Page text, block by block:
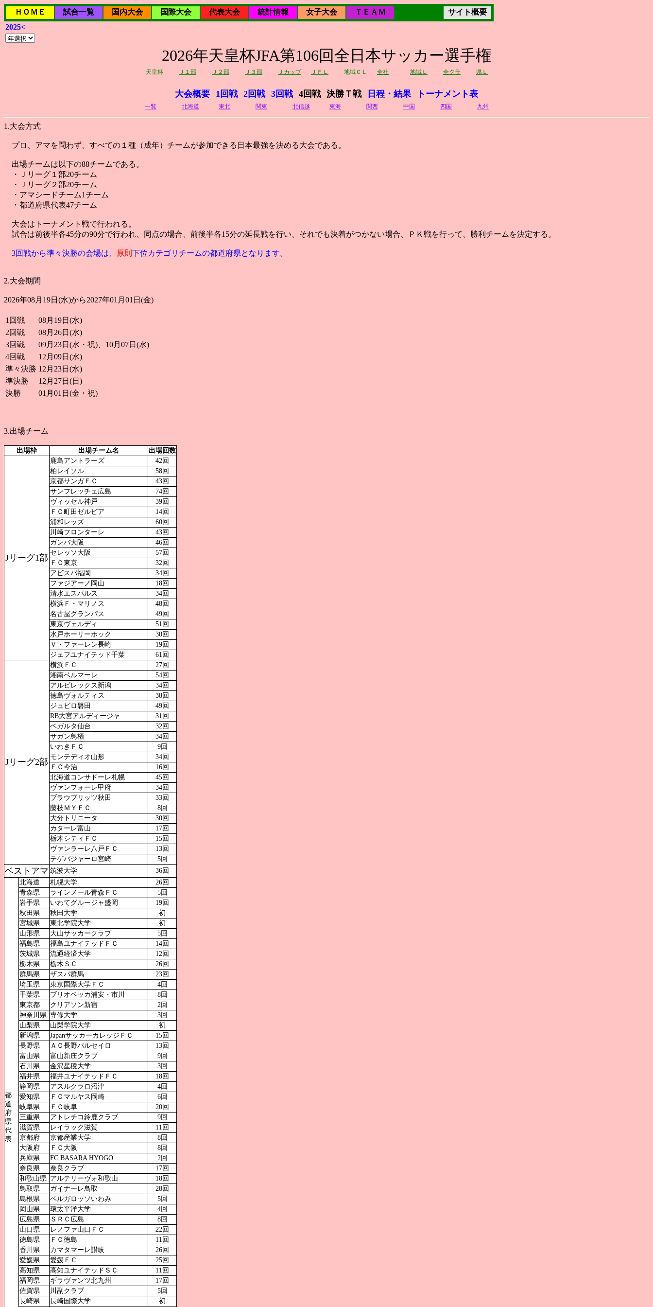
ＨＯＭＥ 試合一覧 国内大会 国際大会 代表大会 統計情報 女子大会 ＴＥＡＭ
サイト概要
2025<
2026年天皇杯JFA第106回全日本サッカー選手権
天皇杯 Ｊ１部 Ｊ２部 Ｊ３部 Ｊカップ ＪＦＬ 地域ＣＬ 全社 地域Ｌ 全クラ 県Ｌ
大会概要 1回戦 2回戦 3回戦 4回戦 決勝Ｔ戦 日程・結果 トーナメント表
一覧 北海道 東北 関東 北信越 東海 関西 中国 四国 九州
1.大会方式
プロ、アマを問わず、すべての１種（成年）チームが参加できる日本最強を決める大会である。
出場チームは以下の88チームである。
・Ｊリーグ１部20チーム
・Ｊリーグ２部20チーム
・アマシードチーム1チーム
・都道府県代表47チーム
大会はトーナメント戦で行われる。
試合は前後半各45分の90分で行われ、同点の場合、前後半各15分の延長戦を行い、それでも決着がつかない場合、ＰＫ戦を行って、勝利チームを決定する。
3回戦から準々決勝の会場は、 原則 下位カテゴリチームの都道府県となります。
2.大会期間
2026年08月19日(水)から2027年01月01日(金)
1回戦
08月19日(水)
2回戦
08月26日(水)
3回戦
09月23日(水・祝)、10月07日(水)
4回戦
12月09日(水)
準々決勝 12月23日(水)
準決勝
12月27日(日)
決勝
01月01日(金・祝)
3.出場チーム
出場枠 出場チーム名 出場回数
Jリーグ1部
鹿島アントラーズ
42回
柏レイソル
58回
京都サンガＦＣ
43回
サンフレッチェ広島
74回
ヴィッセル神戸
39回
ＦＣ町田ゼルビア
14回
浦和レッズ
60回
川崎フロンターレ
43回
ガンバ大阪
46回
セレッソ大阪
57回
ＦＣ東京
32回
アビスパ福岡
34回
ファジアーノ岡山
18回
清水エスパルス
34回
横浜Ｆ・マリノス
48回
名古屋グランパス
49回
東京ヴェルディ
51回
水戸ホーリーホック
30回
Ｖ・ファーレン長崎
19回
ジェフユナイテッド千葉
61回
Jリーグ2部
横浜ＦＣ
27回
湘南ベルマーレ
54回
アルビレックス新潟
34回
徳島ヴォルティス
38回
ジュビロ磐田
49回
RB大宮アルディージャ
31回
ベガルタ仙台
32回
サガン鳥栖
34回
いわきＦＣ
9回
モンテディオ山形
34回
ＦＣ今治
16回
北海道コンサドーレ札幌
45回
ヴァンフォーレ甲府
34回
ブラウブリッツ秋田
33回
藤枝ＭＹＦＣ
8回
大分トリニータ
30回
カターレ富山
17回
栃木シティＦＣ
15回
ヴァンラーレ八戸ＦＣ
13回
テゲバジャーロ宮崎
5回
ベストアマ 筑波大学 36回
都
道
府
県
代
表
北海道 札幌大学
26回
青森県
ラインメール青森ＦＣ
5回
岩手県
いわてグルージャ盛岡
19回
秋田県
秋田大学
初
宮城県
東北学院大学
初
山形県
大山サッカークラブ
5回
福島県
福島ユナイテッドＦＣ
14回
茨城県
流通経済大学
12回
栃木県
栃木ＳＣ
26回
群馬県
ザスパ群馬
23回
埼玉県
東京国際大学ＦＣ
4回
千葉県
ブリオベッカ浦安・市川
8回
東京都
クリアソン新宿
2回
神奈川県 専修大学
3回
山梨県
山梨学院大学
初
新潟県
JapanサッカーカレッジＦＣ
15回
長野県
ＡＣ長野パルセイロ
13回
富山県
富山新庄クラブ
9回
石川県
金沢星稜大学
3回
福井県
福井ユナイテッドＦＣ
18回
静岡県
アスルクラロ沼津
4回
愛知県
ＦＣマルヤス岡崎
6回
岐阜県
ＦＣ岐阜
20回
三重県
アトレチコ鈴鹿クラブ
9回
滋賀県
レイラック滋賀
11回
京都府
京都産業大学
8回
大阪府
ＦＣ大阪
8回
兵庫県
FC BASARA HYOGO
2回
奈良県
奈良クラブ
17回
和歌山県 アルテリーヴォ和歌山
18回
鳥取県
ガイナーレ鳥取
28回
島根県
ベルガロッソいわみ
5回
岡山県
環太平洋大学
4回
広島県
ＳＲＣ広島
8回
山口県
レノファ山口ＦＣ
22回
徳島県
ＦＣ徳島
11回
香川県
カマタマーレ讃岐
26回
愛媛県
愛媛ＦＣ
25回
高知県
高知ユナイテッドＳＣ
11回
福岡県
ギラヴァンツ北九州
17回
佐賀県
川副クラブ
5回
長崎県
長崎国際大学 初